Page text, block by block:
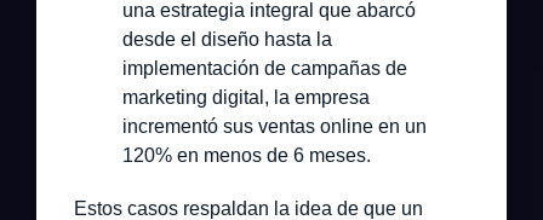
una estrategia integral que abarcó
desde el diseño hasta la
implementación de campañas de
marketing digital, la empresa
incrementó sus ventas online en un
120% en menos de 6 meses.
Estos casos respaldan la idea de que un